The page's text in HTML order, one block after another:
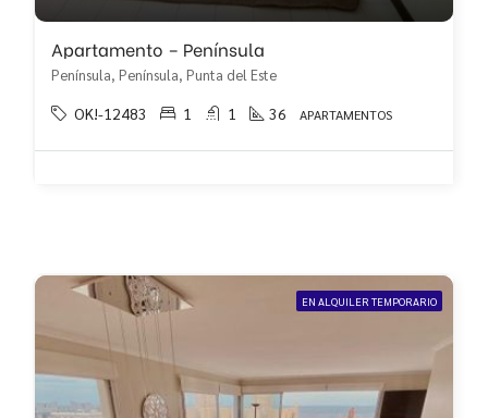
Apartamento – Península
Península, Península, Punta del Este
OK!-12483 1 1 36 APARTAMENTOS
EN ALQUILER TEMPORARIO